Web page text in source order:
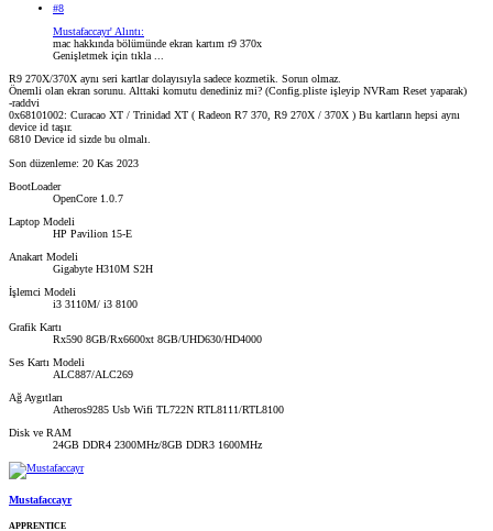
#8
Mustafaccayr' Alıntı:
mac hakkında bölümünde ekran kartım r9 370x
Genişletmek için tıkla ...
R9 270X/370X aynı seri kartlar dolayısıyla sadece kozmetik. Sorun olmaz.
Önemli olan ekran sorunu. Alttaki komutu denediniz mi? (Config.pliste işleyip NVRam Reset yaparak)
-raddvi
0x68101002: Curacao XT / Trinidad XT ( Radeon R7 370, R9 270X / 370X ) Bu kartların hepsi aynı
device id taşır.
6810 Device id sizde bu olmalı.
Son düzenleme: 20 Kas 2023
BootLoader
OpenCore 1.0.7
Laptop Modeli
HP Pavilion 15-E
Anakart Modeli
Gigabyte H310M S2H
İşlemci Modeli
i3 3110M/ i3 8100
Grafik Kartı
Rx590 8GB/Rx6600xt 8GB/UHD630/HD4000
Ses Kartı Modeli
ALC887/ALC269
Ağ Aygıtları
Atheros9285 Usb Wifi TL722N RTL8111/RTL8100
Disk ve RAM
24GB DDR4 2300MHz/8GB DDR3 1600MHz
Mustafaccayr
APPRENTICE